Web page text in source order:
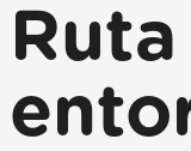
Ruta